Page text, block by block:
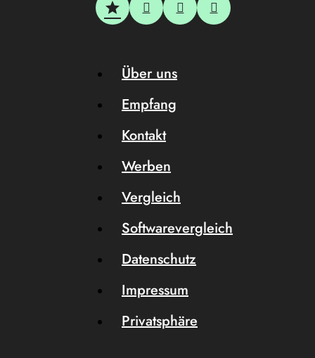
Über uns
Empfang
Kontakt
Werben
Vergleich
Softwarevergleich
Datenschutz
Impressum
Privatsphäre